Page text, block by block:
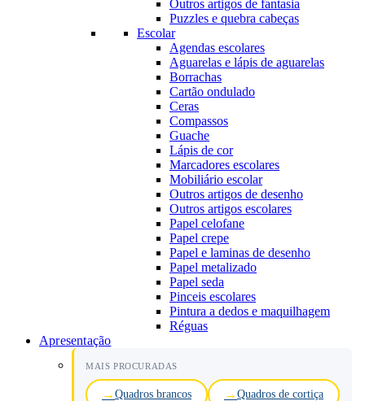
Outros artigos de fantasia
Puzzles e quebra cabeças
Escolar
Agendas escolares
Aguarelas e lápis de aguarelas
Borrachas
Cartão ondulado
Ceras
Compassos
Guache
Lápis de cor
Marcadores escolares
Mobiliário escolar
Outros artigos de desenho
Outros artigos escolares
Papel celofane
Papel crepe
Papel e laminas de desenho
Papel metalizado
Papel seda
Pinceis escolares
Pintura a dedos e maquilhagem
Réguas
Apresentação
MAIS PROCURADAS
Quadros brancos Quadros de cortiça